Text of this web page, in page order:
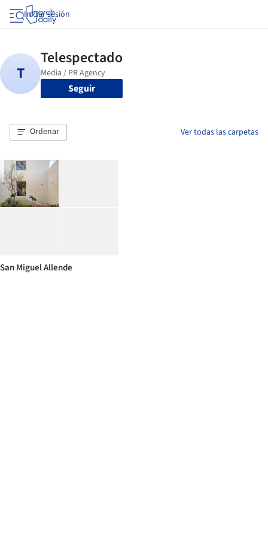
Iniciar sesión
Seguir
Ordenar Ver todas las carpetas
San Miguel Allende